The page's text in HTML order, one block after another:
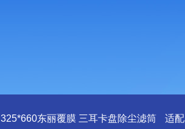
325*660东丽覆膜 三耳卡盘除尘滤筒 适